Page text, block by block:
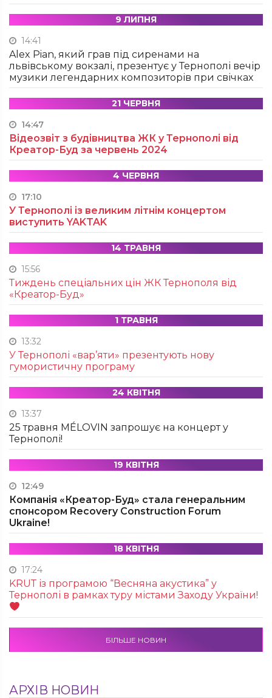
9 ЛИПНЯ
14:41
Alex Pian, який грав під сиренами на
львівському вокзалі, презентує у Тернополі вечір
музики легендарних композиторів при свічках
21 ЧЕРВНЯ
14:47
Відеозвіт з будівництва ЖК у Тернополі від
Креатор-Буд за червень 2024
4 ЧЕРВНЯ
17:10
У Тернополі із великим літнім концертом
виступить YAKTAK
14 ТРАВНЯ
15:56
Тиждень спеціальних цін ЖК Тернополя від
«Креатор-Буд»
1 ТРАВНЯ
13:32
У Тернополі «вар’яти» презентують нову
гумористичну програму
24 КВІТНЯ
13:37
25 травня MÉLOVIN запрошує на концерт у
Тернополі!
19 КВІТНЯ
12:49
Компанія «Креатор-Буд» стала генеральним
спонсором Recovery Construction Forum
Ukraine!
18 КВІТНЯ
17:24
KRUТ із програмою “Весняна акустика” у
Тернополі в рамках туру містами Заходу України!
БІЛЬШЕ НОВИН
АРХІВ НОВИН